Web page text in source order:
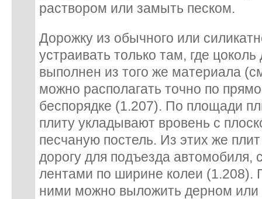
раствором или замыть песком.
Дорожку из обычного или
устраивать только там, где
выполнен из того же материала
можно располагать точно по
беспорядке (1.207). По площади
плиту укладывают вровень с
песчаную постель. Из этих же
дорогу для подъезда
лентами по ширине колеи (1.208).
ними можно выложить дерном или